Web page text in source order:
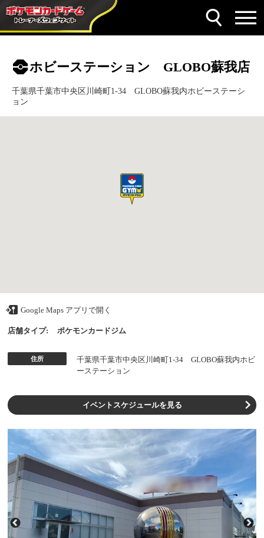
ホビーステーション GLOBO蘇我店
千葉県千葉市中央区川崎町1-34 GLOBO蘇我内ホビーステーシ
ョン
Google Maps アプリで開く
店舗タイプ: ポケモンカードジム
住所
千葉県千葉市中央区川崎町1-34 GLOBO蘇我内ホビ
ーステーション
イベントスケジュールを見る